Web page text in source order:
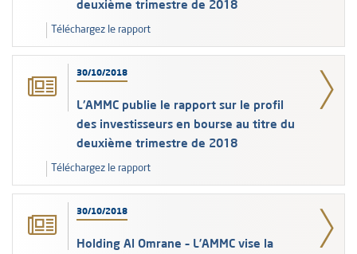
deuxième trimestre de 2018
Téléchargez le rapport
30/10/2018
L'AMMC publie le rapport sur le profil
des investisseurs en bourse au titre du
deuxième trimestre de 2018
Téléchargez le rapport
30/10/2018
Holding Al Omrane – L’AMMC vise la